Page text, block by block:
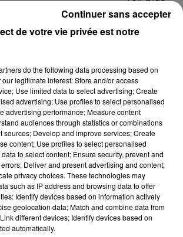
: les basketteurs chartrains
un autre club de la région
des 32es de finale de la Coupe de
de votre vie privée est notre
do the following data processing based on
legitimate interest: Store and/or access
Use limited data to select advertising; Create
advertising; Use profiles to select personalised
advertising performance; Measure content
audiences through statistics or combinations
sources; Develop and improve services; Create
content; Use profiles to select personalised
to select content; Ensure security, prevent and
Deliver and present advertising and content;
privacy choices. These technologies may
such as IP address and browsing data to offer
Identify devices based on information actively
geolocation data; Match and combine data from
different devices; Identify devices based on
automatically.
Continuer sans accepter